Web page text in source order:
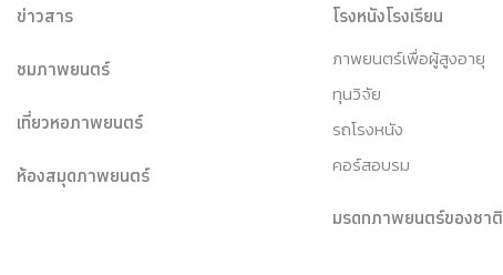
ข่าวสาร
ชมภาพยนตร์
เที่ยวหอภาพยนตร์
ห้องสมุดภาพยนตร์
โรงหนังโรงเรียน
ภาพยนตร์เพื่อผู้สูงอายุ
ทุนวิจัย
รถโรงหนัง
คอร์สอบรม
มรดกภาพยนตร์ของชาติ